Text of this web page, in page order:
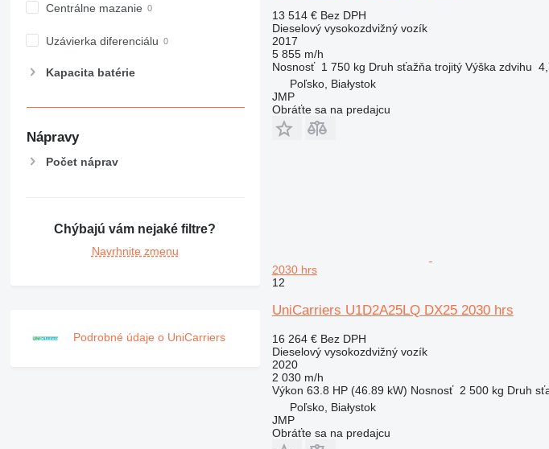
Centrálne mazanie
Uzávierka diferenciálu
Kapacita batérie
Nápravy
Počet náprav
Chýbajú vám nejaké filtre?
Navrhnite zmenu
Podrobné údaje o UniCarriers
13 514 € Bez DPH
Dieselový vysokozdvižný vozík
2017
5 855 m/h
Nosnosť 1 750 kg Druh sťažňa trojitý Výška zdvihu
Poľsko, Białystok
JMP
Obráťte sa na predajcu
2030 hrs
12
UniCarriers U1D2A25LQ DX25 2030 hrs
16 264 € Bez DPH
Dieselový vysokozdvižný vozík
2020
2 030 m/h
Výkon 63.8 HP (46.89 kW) Nosnosť 2 500 kg Druh
Poľsko, Białystok
JMP
Obráťte sa na predajcu